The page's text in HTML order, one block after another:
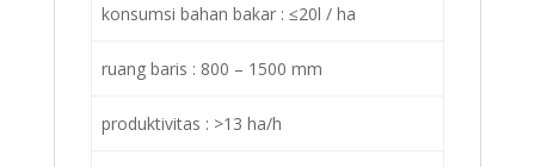
konsumsi bahan bakar : ≤20l / ha
ruang baris : 800 – 1500 mm
produktivitas : >13 ha/h